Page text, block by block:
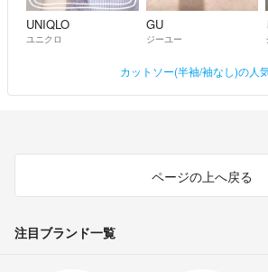
UNIQLO
ユニクロ
GU
ジーユー
カットソー(半袖/袖なし)の人
ページの上へ戻る
注目ブランド一覧